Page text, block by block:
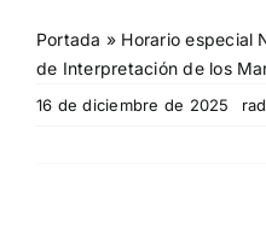
Portada » Horario especial
de Interpretación de los
16 de diciembre de 2025